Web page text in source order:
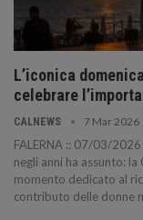
L’iconica
celebrare
CALNEWS 7 Mar 2026
FALERNA :: 07/03/2026
negli anni ha assunto:
momento dedicato al
contributo delle donne